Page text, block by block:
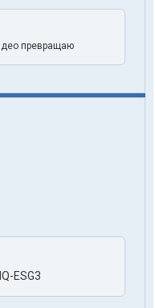
превращаю
ESG3